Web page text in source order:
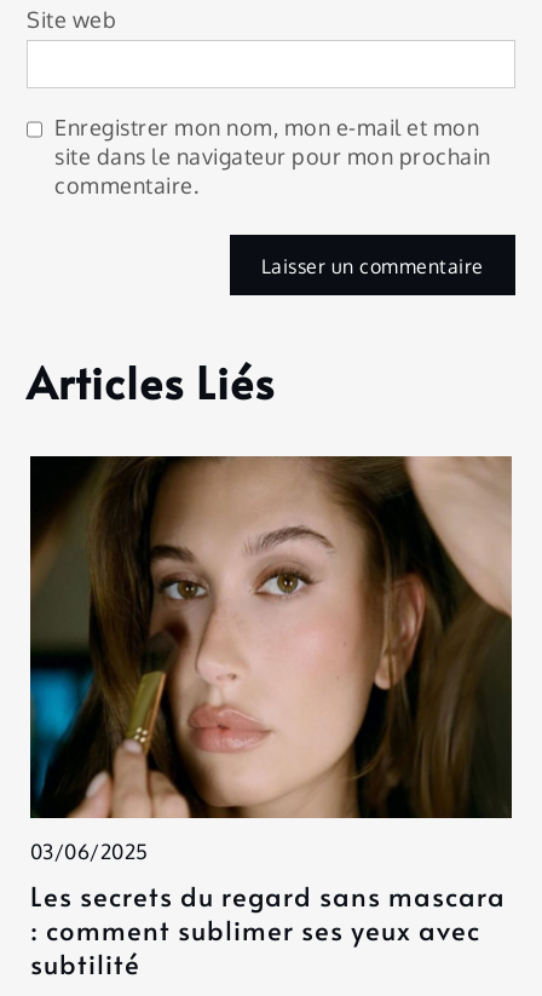
Site web
Enregistrer mon nom, mon e-mail et mon
site dans le navigateur pour mon prochain
commentaire.
Articles Liés
03/06/2025
Les secrets du regard sans mascara
: comment sublimer ses yeux avec
subtilité